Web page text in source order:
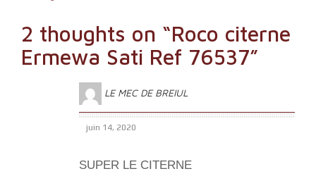
2 thoughts on “Roco citerne
Ermewa Sati Ref 76537”
LE MEC DE BREIUL
juin 14, 2020
SUPER LE CITERNE